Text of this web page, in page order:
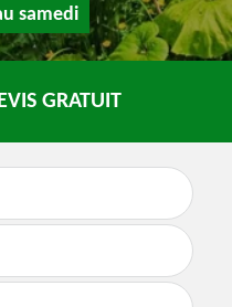
samedi
GRATUIT